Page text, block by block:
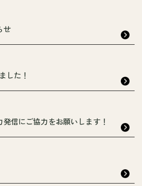
せ
した！
発信にご協力をお願いします！